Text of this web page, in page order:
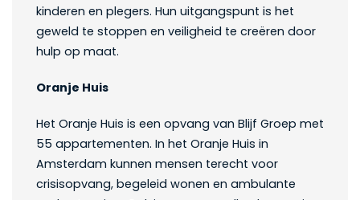
kinderen en plegers. Hun uitgangspunt is het
geweld te stoppen en veiligheid te creëren door
hulp op maat.
Oranje Huis
Het Oranje Huis is een opvang van Blijf Groep met
55 appartementen. In het Oranje Huis in
Amsterdam kunnen mensen terecht voor
crisisopvang, begeleid wonen en ambulante